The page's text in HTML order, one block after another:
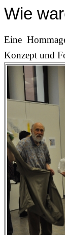
Wie
Eine
Konzept und